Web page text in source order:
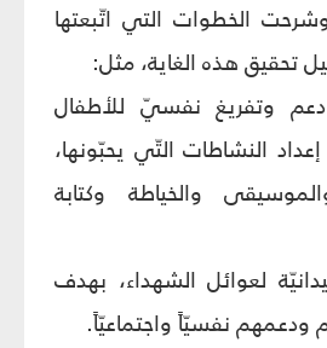
الخطوات التي اتّبعتها
هذه الغاية، مثل:
دعم وتفريغ نفسيّ للأطفال
النشاطات التّي يحبّونها،
والخياطة وكتابة
لعوائل الشهداء، بهدف
ودعمهم نفسيّاً واجتماعيّاً.